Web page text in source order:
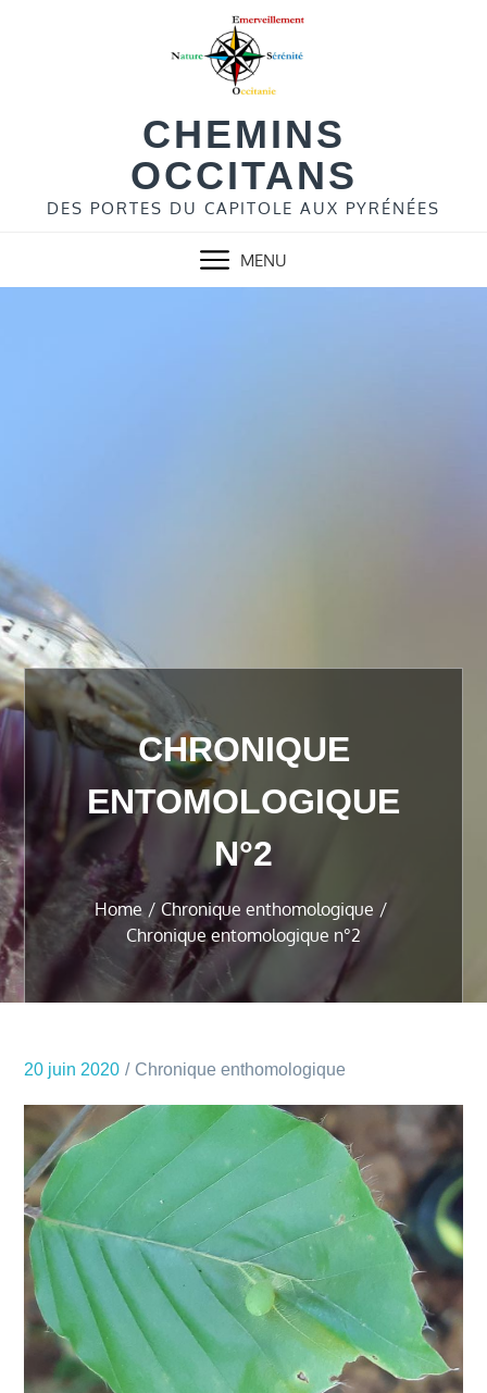
CHEMINS
OCCITANS
DES PORTES DU CAPITOLE AUX PYRÉNÉES
MENU
CHRONIQUE
ENTOMOLOGIQUE
N°2
Home
Chronique enthomologique
Chronique entomologique n°2
20 juin 2020 Chronique enthomologique